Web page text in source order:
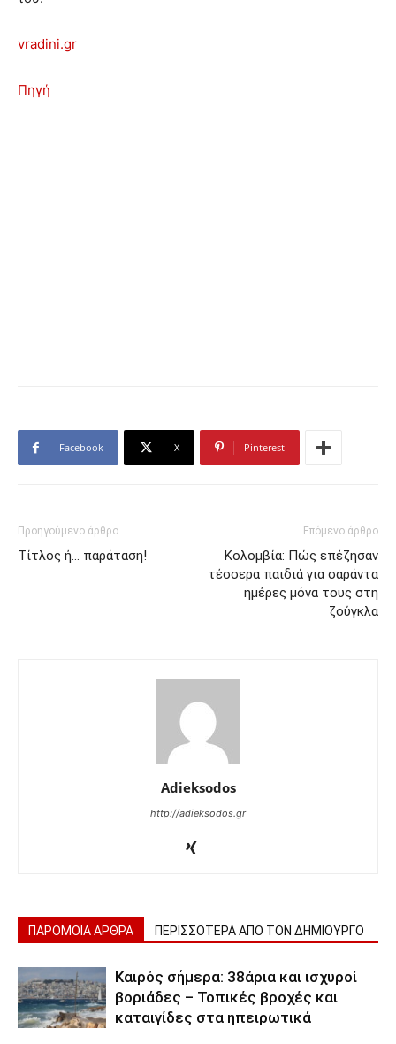
vradini.gr
Πηγή
Facebook X Pinterest
Προηγούμενο άρθρο
Τίτλος ή… παράταση!
Επόμενο άρθρο
Κολομβία: Πώς επέζησαν
τέσσερα παιδιά για σαράντα
ημέρες μόνα τους στη
ζούγκλα
Adieksodos
http://adieksodos.gr
ΠΑΡΟΜΟΙΑ ΑΡΘΡΑ ΠΕΡΙΣΣΟΤΕΡΑ ΑΠΟ ΤΟΝ ΔΗΜΙΟΥΡΓΟ
Καιρός σήμερα: 38άρια και ισχυροί
βοριάδες – Τοπικές βροχές και
καταιγίδες στα ηπειρωτικά